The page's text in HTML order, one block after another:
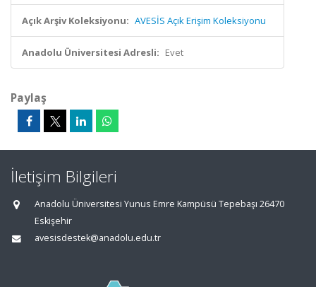
Açık Arşiv Koleksiyonu: AVESİS Açık Erişim Koleksiyonu
Anadolu Üniversitesi Adresli: Evet
Paylaş
İletişim Bilgileri
Anadolu Üniversitesi Yunus Emre Kampüsü Tepebaşı 26470
Eskişehir
avesisdestek@anadolu.edu.tr